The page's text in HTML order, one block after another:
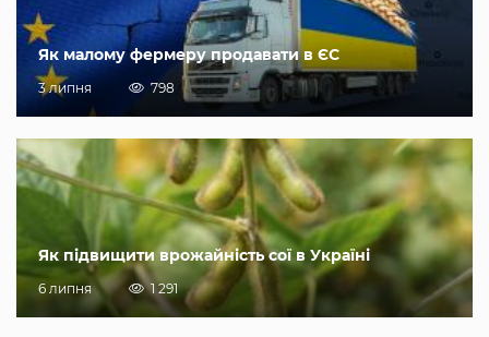
Як малому фермеру продавати в ЄС
3 липня 798
Як підвищити врожайність сої в Україні
6 липня 1 291